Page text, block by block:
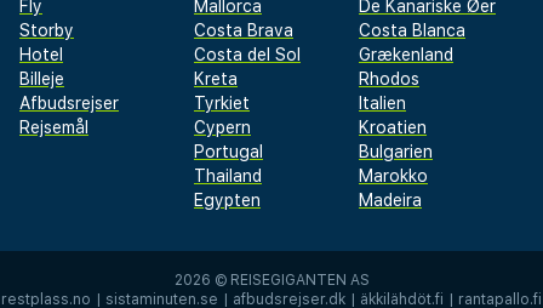
Fly
Storby
Hotel
Billeje
Afbudsrejser
Rejsemål
Mallorca
De Kanariske Øer
Costa Brava
Costa Blanca
Costa del Sol
Grækenland
Kreta
Rhodos
Tyrkiet
Italien
Cypern
Kroatien
Portugal
Bulgarien
Thailand
Marokko
Egypten
Madeira
2026 © REISEGIGANTEN AS
restplass.no
sistaminuten.se afbudsrejser.dk äkkilähdöt.fi rantapallo.fi